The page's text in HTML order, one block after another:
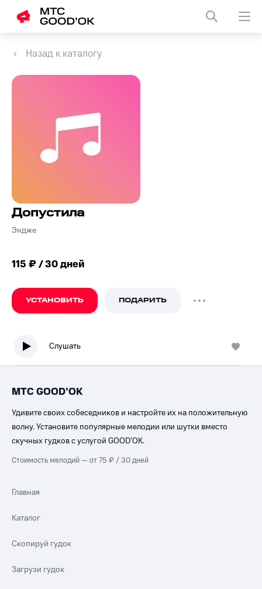
Назад к каталогу
Допустила
Эндже
115 ₽ / 30 дней
УСТАНОВИТЬ ПОДАРИТЬ
Слушать
МТС GOOD’OK
Удивите своих собеседников и настройте их на положительную
волну. Установите популярные мелодии или шутки вместо
скучных гудков с услугой GOOD’OK.
Стоимость мелодий — от 75 ₽ / 30 дней
Главная
Каталог
Скопируй гудок
Загрузи гудок